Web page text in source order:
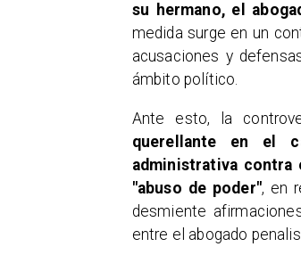
su hermano, el
medida surge en un
acusaciones y
ámbito político.
Ante esto, la
querellante en el
administrativa contra
"abuso de poder", en
desmiente
entre el abogado